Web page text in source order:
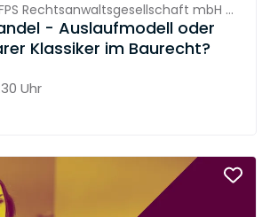
Rechtsanwaltsgesellschaft mbH & Co. KG
- Auslaufmodell oder
Klassiker im Baurecht?
Uhr